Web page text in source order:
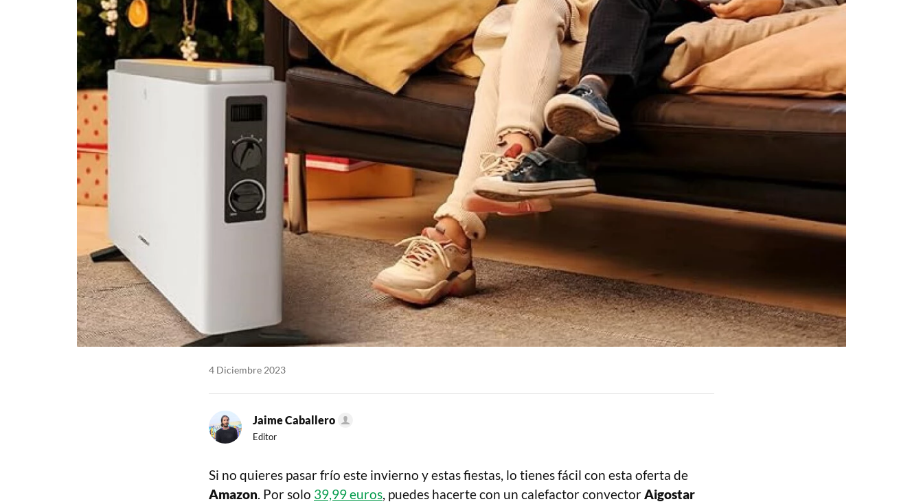
4 Diciembre 2023
Jaime Caballero
Editor
Si no quieres pasar frío este invierno y estas fiestas, lo tienes fácil con esta oferta de
Amazon. Por solo 39,99 euros, puedes hacerte con un calefactor convectorAigostar